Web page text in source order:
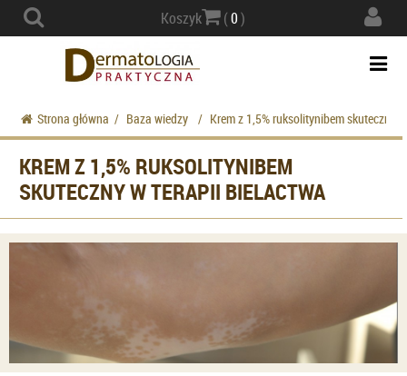
Koszyk (0)
Strona główna / Baza wiedzy / Krem z 1,5% ruksolitynibem skuteczny
KREM Z 1,5% RUKSOLITYNIBEM
SKUTECZNY W TERAPII BIELACTWA